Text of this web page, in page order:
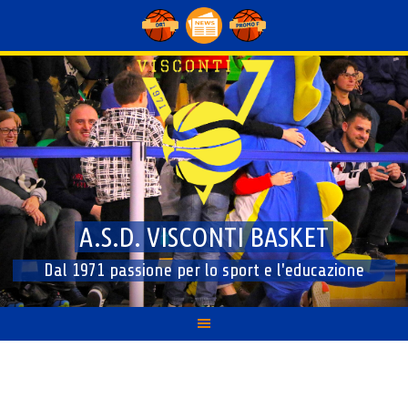
content
A.S.D. VISCONTI BASKET
Dal 1971 passione per lo sport e l'educazione